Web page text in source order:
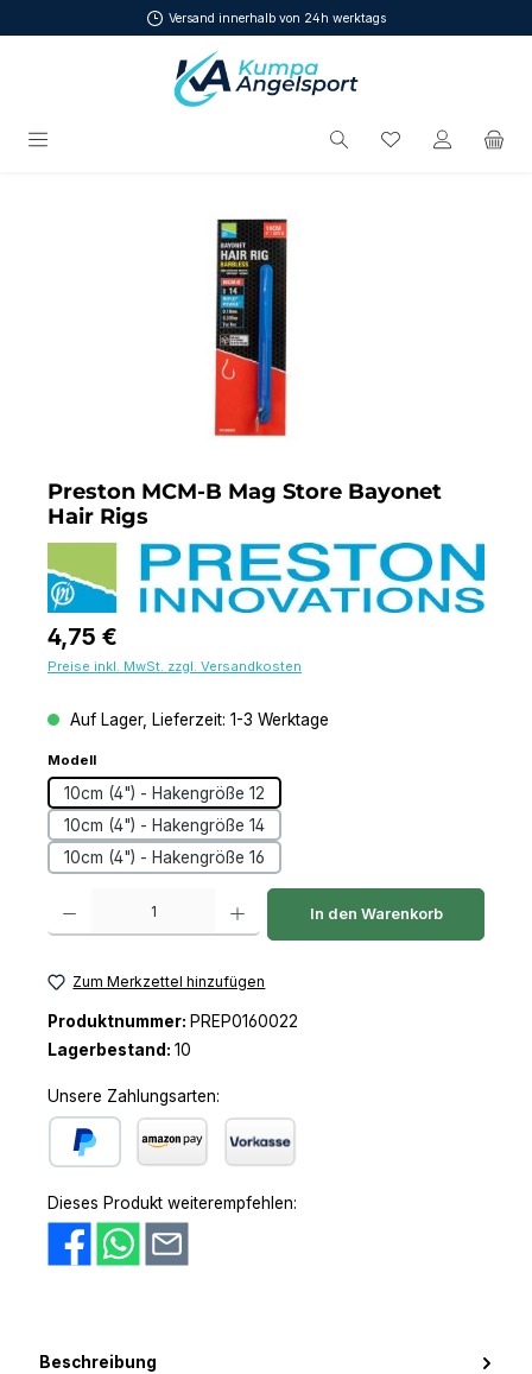
Zum Hauptinhalt springenVersand innerhalb von 24h werktags
Du hast 0
Preston MCM-B Mag Store Bayonet
Hair Rigs
Regulärer Preis:
4,75 €
Preise inkl. MwSt. zzgl. Versandkosten
Auf Lager, Lieferzeit: 1-3 Werktage
Modellauswählen
10cm (4") - Hakengröße 12
10cm (4") - Hakengröße 14
10cm (4") - Hakengröße 16
Produkt Anzahl: Gib den gewünschten Wert ein oder benutze die
In den Warenkorb
Zum Merkzettel hinzufügen
Produktnummer: PREP0160022
Lagerbestand: 10
Unsere Zahlungsarten:
Dieses Produkt weiterempfehlen:
Beschreibung